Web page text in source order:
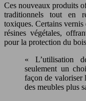
Ces nouveaux produits
traditionnels tout en
toxiques. Certains
résines végétales,
pour la protection du
« L’utilisation
seulement un
façon de valoriser
des meubles plus